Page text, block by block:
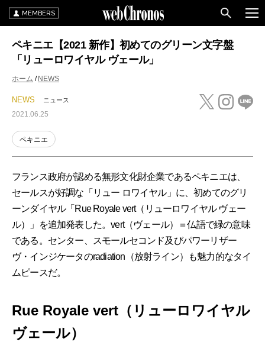
MEMBERS
ペキニエ【2021 新作】初めてのグリーン文字盤
「リューロワイヤル ヴェール」
ホーム NEWS
NEWS ニュース
2021.06.25
ペキニエ
フランス政府が認める無形文化財企業であるペキニエは、
セールスが好調な「リュー ロワイヤル」に、初めてのグリ
ーンダイヤル「Rue Royale vert（リューロワイヤル ヴェー
ル）」を追加発表した。vert（ヴェール）＝仏語で緑の意味
である。センター、スモールセコンド及びパワーリザー
ヴ・インジケータのradiation（放射ライン）も魅力的なタイ
ムピースだ。
Rue Royale vert（リューロワイヤル
ヴェール）